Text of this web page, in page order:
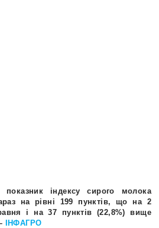
показник індексу сирого молока
на рівні 199 пунктів, що на 2
і на 37 пунктів (22,8%) вище
ІНФАГРО